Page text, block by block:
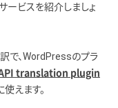
ービスを紹介しましょ
で、WordPressのプラ
translation plugin
えます。